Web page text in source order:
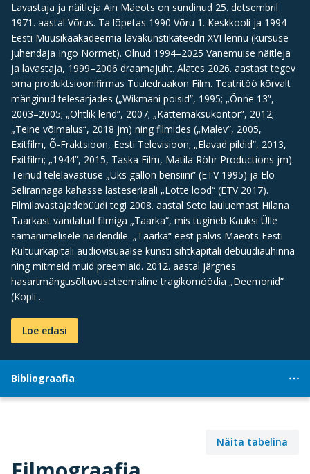
Lavastaja ja näitleja Ain Mäeots on sündinud 25. detsembril
1971. aastal Võrus. Ta lõpetas 1990 Võru 1. Keskkooli ja 1994
Eesti Muusikaakadeemia lavakunstikateedri XVI lennu (kursuse
juhendaja Ingo Normet). Olnud 1994–2025 Vanemuise näitleja
ja lavastaja, 1999–2006 draamajuht. Alates 2026. aastast tegev
oma produktsioonifirmas Tuuledraakon Film. Teatritöö kõrvalt
mänginud telesarjades („Wikmani poisid”, 1995; „Õnne 13”,
2003–2005; „Ohtlik lend”, 2007; „Kättemaksukontor”, 2012;
„Teine võimalus“, 2018 jm) ning filmides („Malev”, 2005,
Exitfilm, Õ-Fraktsioon, Eesti Televisioon; „Elavad pildid”, 2013,
Exitfilm; „1944”, 2015, Taska Film, Matila Röhr Productions jm).
Teinud telelavastuse „Üks gallon bensiini” (ETV 1995) ja Elo
Selirannaga kahasse lasteseriaali „Lotte lood“ (ETV 2017).
Filmilavastajadebüüdi tegi 2008. aastal Seto lauluemast Hilana
Taarkast vändatud filmiga „Taarka“, mis tugineb Kauksi Ülle
samanimelisele näidendile. „Taarka“ eest pälvis Mäeots Eesti
Kultuurkapitali audiovisuaalse kunsti sihtkapitali debüüdiauhinna
ning mitmeid muid preemiaid. 2012. aastal järgnes
hasartmängusõltuvuseteemaline tragikomöödia „Deemonid”
(Kopli ...
Loe edasi
Bibliograafia
Näita tabelina